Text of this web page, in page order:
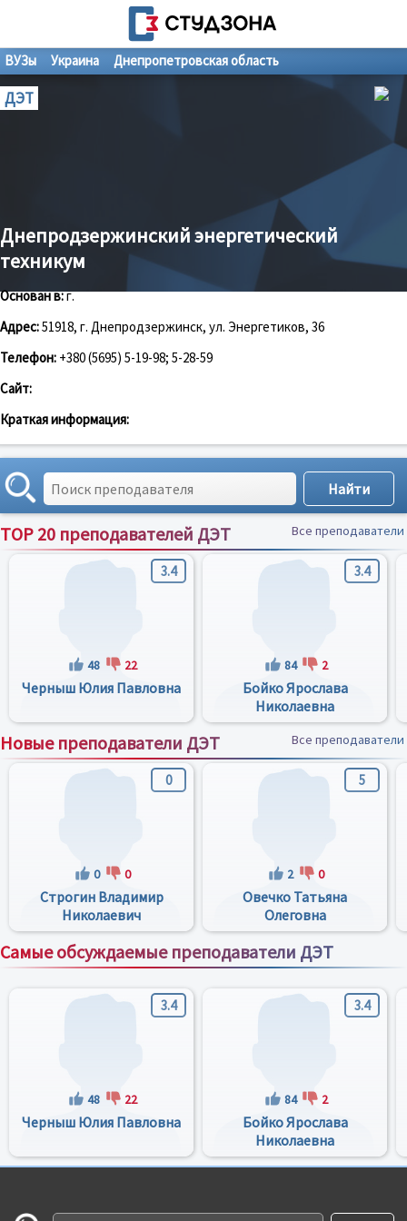
ВУЗы Украина Днепропетровская область
ДЭТ
Днепродзержинский энергетический
техникум
Основан в:г.
Адрес:51918, г. Днепродзержинск, ул. Энергетиков, 36
Телефон: +380 (5695) 5-19-98; 5-28-59
Сайт:
Краткая информация:
TOP 20 преподавателей ДЭТ Все преподаватели
3.4
48 22
Черныш Юлия Павловна
3.4
84 2
Бойко Ярослава
Николаевна
Новые преподаватели ДЭТ Все преподаватели
0
0 0
Строгин Владимир
Николаевич
5
2 0
Овечко Татьяна
Олеговна
Самые обсуждаемые преподаватели ДЭТ
Все преподаватели
3.4
48 22
Черныш Юлия Павловна
3.4
84 2
Бойко Ярослава
Николаевна